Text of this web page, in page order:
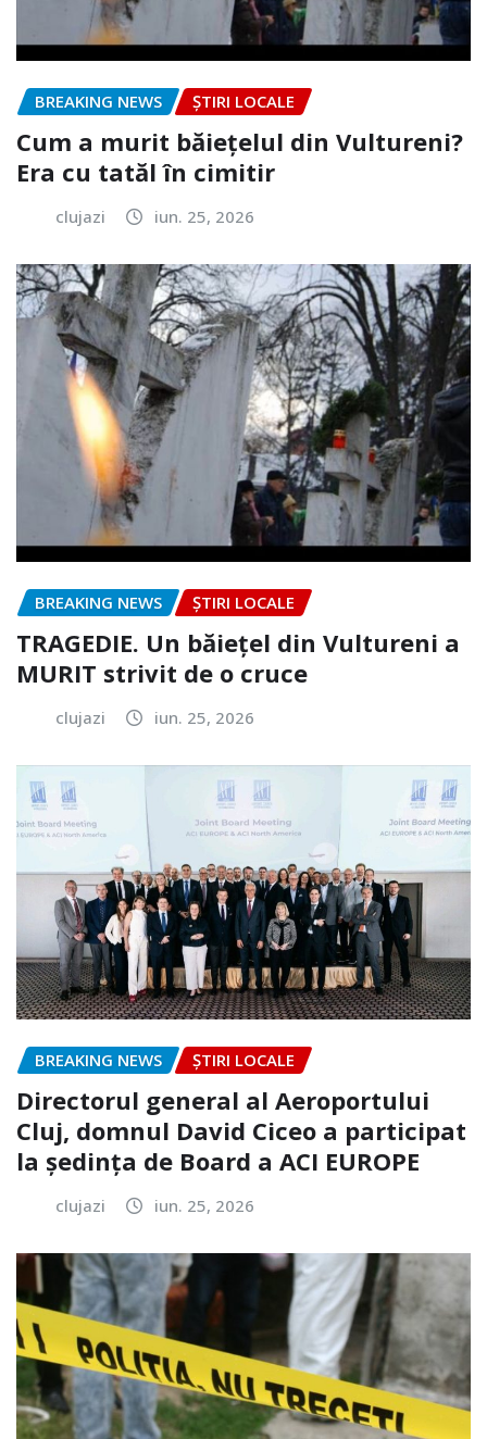
BREAKING NEWS ȘTIRI LOCALE
Cum a murit băiețelul din Vultureni?
Era cu tatăl în cimitir
clujazi iun. 25, 2026
BREAKING NEWS ȘTIRI LOCALE
TRAGEDIE. Un băiețel din Vultureni a
MURIT strivit de o cruce
clujazi iun. 25, 2026
BREAKING NEWS ȘTIRI LOCALE
Directorul general al Aeroportului
Cluj, domnul David Ciceo a participat
la ședința de Board a ACI EUROPE
clujazi iun. 25, 2026